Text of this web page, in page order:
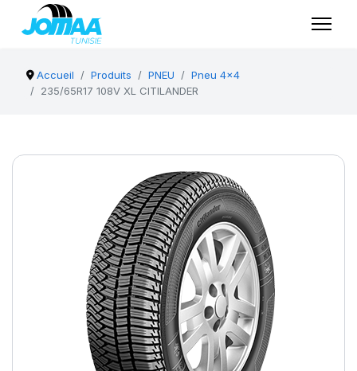
Accueil Produits PNEU
Pneu 4x4
235/65R17 108V XL CITILANDER